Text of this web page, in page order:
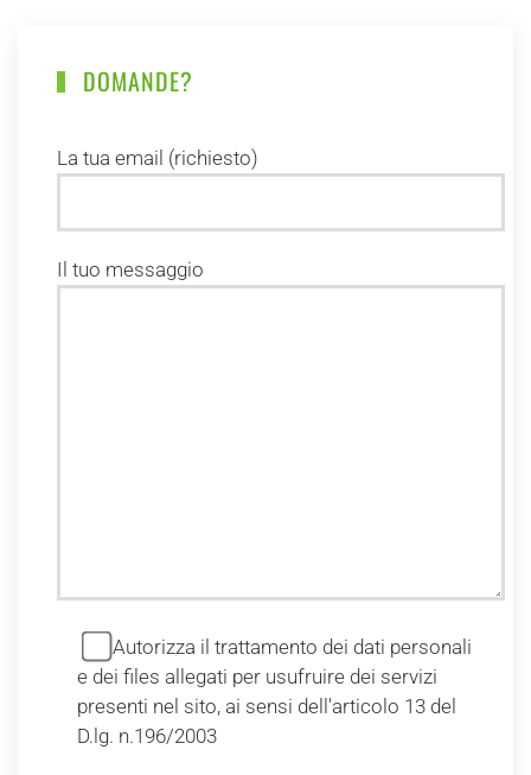
DOMANDE?
La tua email (richiesto)
Il tuo messaggio
Autorizza il trattamento dei dati personali
e dei files allegati per usufruire dei servizi
presenti nel sito, ai sensi dell'articolo 13 del
D.lg. n.196/2003